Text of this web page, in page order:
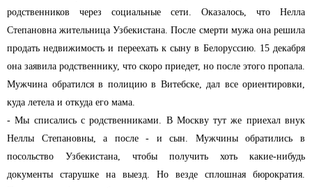
родственников через социальные сети. Оказалось, что Нелла
Степановна жительница Узбекистана. После смерти мужа она решила
продать недвижимость и переехать к сыну в Белоруссию. 15 декабря
она заявила родственнику, что скоро приедет, но после этого пропала.
Мужчина обратился в полицию в Витебске, дал все ориентировки,
куда летела и откуда его мама.
- Мы списались с родственниками. В Москву тут же приехал внук
Неллы Степановны, а после - и сын. Мужчины обратились в
посольство Узбекистана, чтобы получить хоть какие-нибудь
документы старушке на выезд. Но везде сплошная бюрократия.